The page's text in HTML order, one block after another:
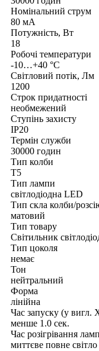
Номінальний струм
80 мА
Потужність, Вт
18
Робочі температури
-10…+40 °C
Світловий потік, Лм
1200
Строк придатності
необмежений
Ступінь захисту
IP20
Термін служби
30000 годин
Тип колби
T5
Тип лампи
світлодіодна LED
Тип скла колби/
матовий
Тип товару
Світильник
Тип цоколя
немає
Тон
нейтральний
Форма
лінійна
Час запуску (у вигл.
менше 1.0 сек.
Час розігрівання
миттєве повне світло